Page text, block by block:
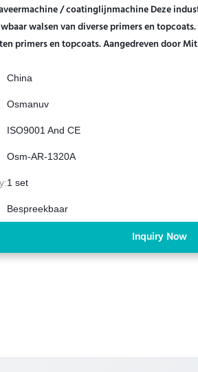
/ coatinglijnmachine Deze
walsen van diverse primers en
primers en topcoats. Aangedreven door
China
Osmanuv
ISO9001 And CE
Osm-AR-1320A
1 set
Bespreekbaar
Inquiry Now